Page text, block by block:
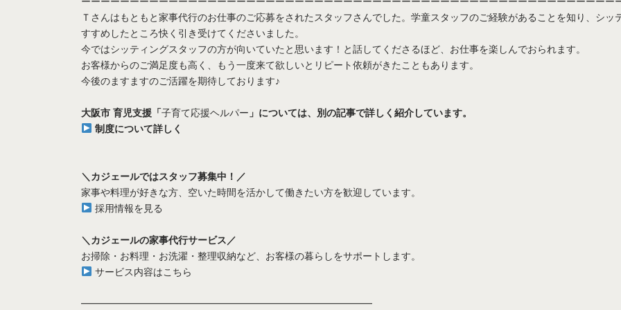
Ｔさんはもともと家事代行のお仕事のご応募をされたスタッフさんでした。学童スタッフのご経験があることを知り、シッ
すすめしたところ快く引き受けてくださいました。
今ではシッティングスタッフの方が向いていたと思います！と話してくださるほど、お仕事を楽しんでおられます。
お客様からのご満足度も高く、もう一度来て欲しいとリピート依頼がきたこともあります。
今後のますますのご活躍を期待しております♪
大阪市 育児支援「子育て応援ヘルパー 」については、別の記事で詳しく紹介しています。
制度について詳しく
＼カジェールではスタッフ募集中！／
家事や料理が好きな方、空いた時間を活かして働きたい方を歓迎しています。
採用情報を見る
＼カジェールの家事代行サービス／
お掃除・お料理・お洗濯・整理収納など、お客様の暮らしをサポートします。
サービス内容はこちら
━━━━━━━━━━━━━━━━━━━━━━━━━━━━━━